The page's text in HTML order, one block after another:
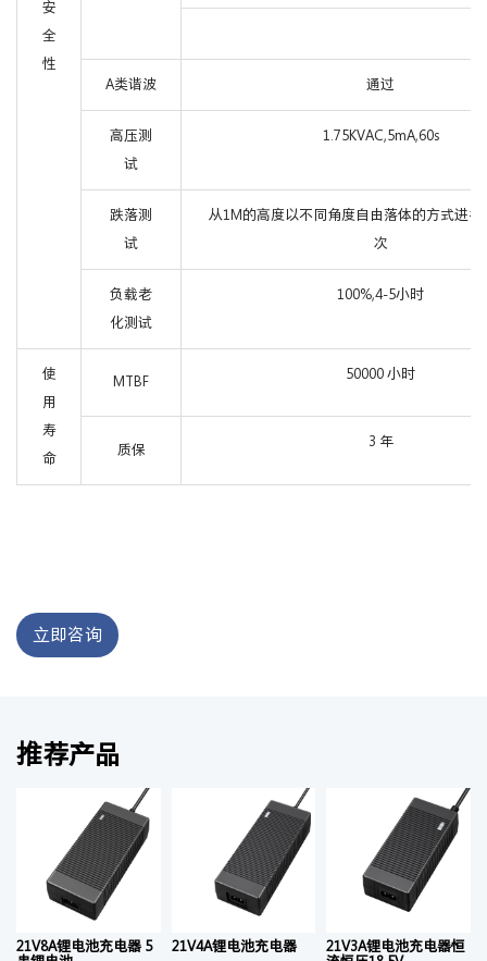
安
全
性
A类谐波 通过
高压测
试
1.75KVAC,5mA,60s
跌落测
试
从1M的高度以不同角度自由落体的方式进行
次
负载老
化测试
100%,4-5小时
使
用
寿
命
MTBF
50000 小时
质保
3 年
立即咨询
推荐产品
21V8A锂电池充电器 5
21V4A锂电池充电器
21V3A锂电池充电器恒